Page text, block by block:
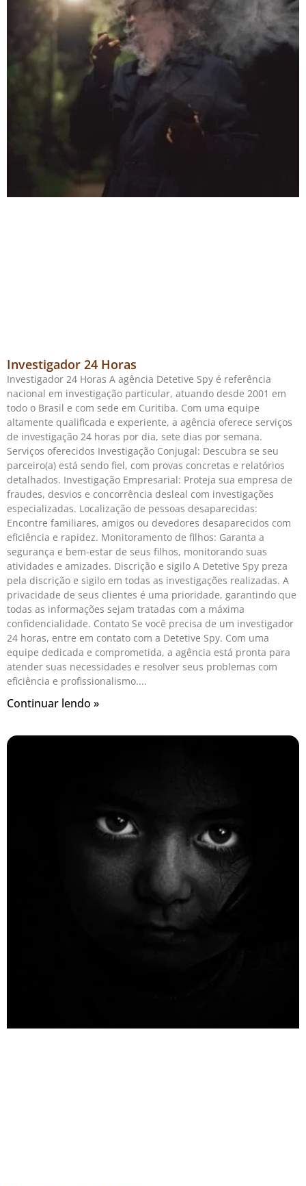
Investigador 24 Horas
Investigador 24 Horas A agência Detetive Spy é referência
nacional em investigação particular, atuando desde 2001 em
todo o Brasil e com sede em Curitiba. Com uma equipe
altamente qualificada e experiente, a agência oferece serviços
de investigação 24 horas por dia, sete dias por semana.
Serviços oferecidos Investigação Conjugal: Descubra se seu
parceiro(a) está sendo fiel, com provas concretas e relatórios
detalhados. Investigação Empresarial: Proteja sua empresa de
fraudes, desvios e concorrência desleal com investigações
especializadas. Localização de pessoas desaparecidas:
Encontre familiares, amigos ou devedores desaparecidos com
eficiência e rapidez. Monitoramento de filhos: Garanta a
segurança e bem-estar de seus filhos, monitorando suas
atividades e amizades. Discrição e sigilo A Detetive Spy preza
pela discrição e sigilo em todas as investigações realizadas. A
privacidade de seus clientes é uma prioridade, garantindo que
todas as informações sejam tratadas com a máxima
confidencialidade. Contato Se você precisa de um investigador
24 horas, entre em contato com a Detetive Spy. Com uma
equipe dedicada e comprometida, a agência está pronta para
atender suas necessidades e resolver seus problemas com
eficiência e profissionalismo.
Continuar lendo »